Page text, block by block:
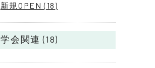
新規OPEN (18)
学会関連 (18)